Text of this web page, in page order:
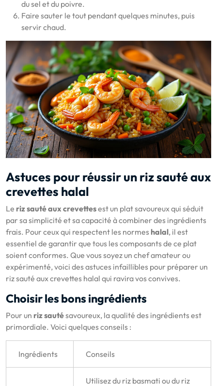
du sel et du poivre.
Faire sauter le tout pendant quelques minutes, puis
servir chaud.
Astuces pour réussir un riz sauté aux
crevettes halal
Le riz sauté aux crevettesest un plat savoureux qui séduit
par sa simplicité et sa capacité à combiner des ingrédients
frais. Pour ceux qui respectent les normes halal, il est
essentiel de garantir que tous les composants de ce plat
soient conformes. Que vous soyez un chef amateur ou
expérimenté, voici des astuces infaillibles pour préparer un
riz sauté aux crevettes halal qui ravira vos convives.
Choisir les bons ingrédients
Pour un riz sautésavoureux, la qualité des ingrédients est
primordiale. Voici quelques conseils :
Ingrédients Conseils
Utilisez du riz basmati ou du riz